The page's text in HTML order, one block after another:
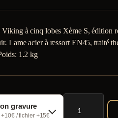
Viking à cinq lobes Xème S, édition
Lame acier à ressort EN45, traité
1.2 kg
gravure
+10€ / fichier +15€
quantité